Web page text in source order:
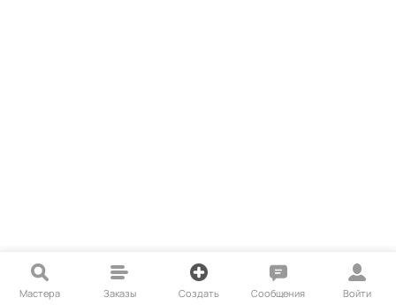
Мастера Заказы Создать Сообщения Войти